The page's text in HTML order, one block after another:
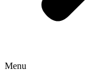
Menu